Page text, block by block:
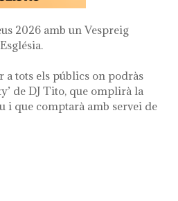
2026 amb un Vespreig
a tots els públics on podràs
de DJ Tito, que omplirà la
i que comptarà amb servei de
dels museus 2026